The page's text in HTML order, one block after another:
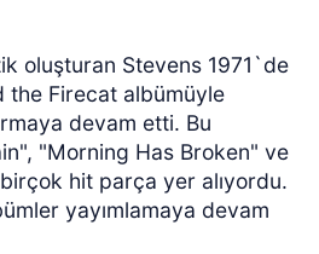
oluşturan Stevens 1971`de
the Firecat albümüyle
devam etti. Bu
"Morning Has Broken" ve
hit parça yer alıyordu.
yayımlamaya devam